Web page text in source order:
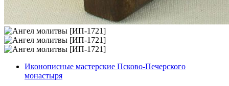
Иконописные мастерские Псково-Печерского
монастыря